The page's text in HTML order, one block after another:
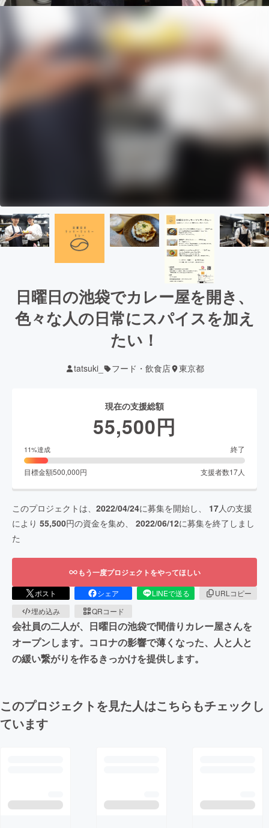
日曜日の池袋でカレー屋を開き、
色々な人の日常にスパイスを加え
たい！
tatsuki_ フード・飲食店 東京都
現在の支援総額
55,500円
11%達成 終了
目標金額500,000円 支援者数17人
このプロジェクトは、 2022/04/24に募集を開始し、 17人の支援
により 55,500円の資金を集め、 2022/06/12に募集を終了しまし
た
もう一度プロジェクトをやってほしい
ポスト シェア LINEで送る
URLコピー
埋め込み
QRコード
会社員の二人が、日曜日の池袋で間借りカレー屋さんを
オープンします。コロナの影響で薄くなった、人と人と
の緩い繋がりを作るきっかけを提供します。
このプロジェクトを見た人はこちらもチェックし
ています